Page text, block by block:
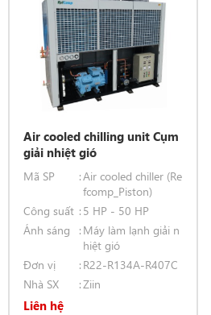
Air cooled chilling unit Cụm
giải nhiệt gió
Mã SP
Air cooled chiller (Re
fcomp_Piston)
Công suất
5 HP - 50 HP
Ánh sáng
Máy làm lạnh giải n
hiệt gió
Đơn vị
R22-R134A-R407C
Nhà SX
Ziin
Liên hệ